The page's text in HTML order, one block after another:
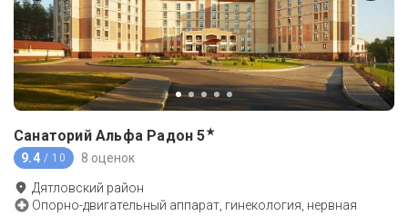
Санаторий Альфа Радон 5★
9.4 / 10 8 оценок
Дятловский район
Опорно-двигательный аппарат, гинекология, нервная